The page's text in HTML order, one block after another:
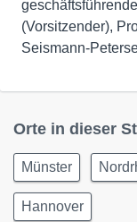
(Vorsitzender),
Seismann-
Orte in dieser
Münster
Hannover